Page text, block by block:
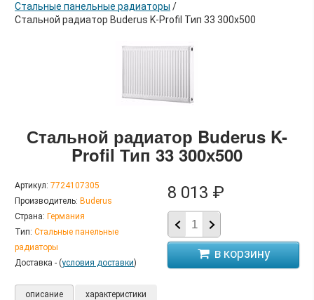
Стальные панельные радиаторы /
Стальной радиатор Buderus K-Profil Тип 33 300х500
Стальной радиатор Buderus K-
Profil Тип 33 300х500
Артикул: 7724107305
Производитель: Buderus
Страна: Германия
Тип: Стальные панельные
радиаторы
Доставка - (условия доставки)
8 013 ₽
описание характеристики